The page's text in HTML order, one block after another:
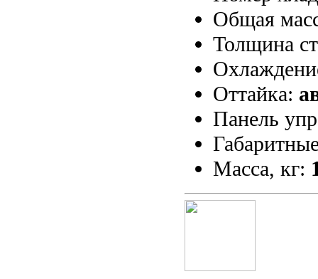
Общая
Толщина
Оттайка:
Панель
Масса, кг: